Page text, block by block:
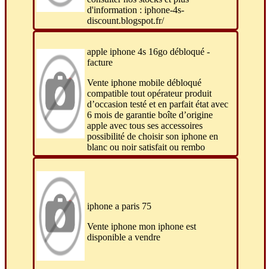
d'information : iphone-4s-
discount.blogspot.fr/
apple iphone 4s 16go débloqué -
facture
Vente iphone mobile débloqué
compatible tout opérateur produit
d’occasion testé et en parfait état avec
6 mois de garantie boîte d’origine
apple avec tous ses accessoires
possibilité de choisir son iphone en
blanc ou noir satisfait ou rembo
iphone a paris 75
Vente iphone mon iphone est
disponible a vendre